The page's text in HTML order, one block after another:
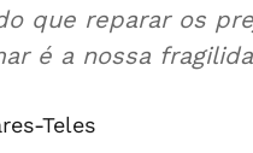
que reparar os
é a nossa
Teles